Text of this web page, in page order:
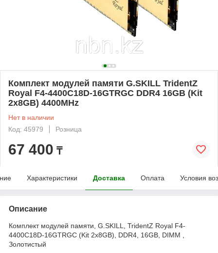
Комплект модулей памяти G.SKILL TridentZ
Royal F4-4400C18D-16GTRGC DDR4 16GB (Kit
2x8GB) 4400MHz
Нет в наличии
Код: 45979
Розница
67 400 ₸
Характеристики Доставка Оплата Условия
Описание
Комплект модулей памяти, G.SKILL, TridentZ Royal F4-
4400C18D-16GTRGC (Kit 2x8GB), DDR4, 16GB, DIMM ,
Золотистый